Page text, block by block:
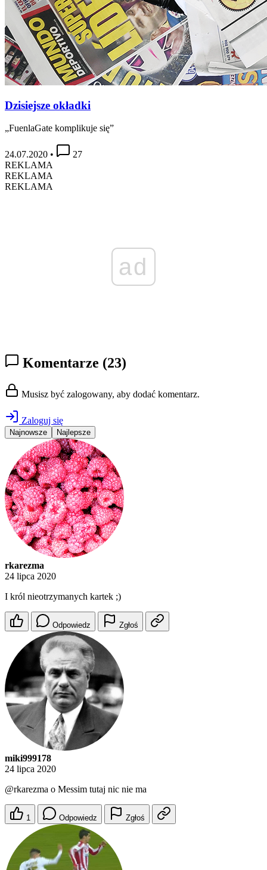
Dzisiejsze okładki
„FuenlaGate komplikuje się”
24.07.2020 •
27
REKLAMA
REKLAMA
REKLAMA
ad
Komentarze (23)
Musisz być zalogowany, aby dodać komentarz.
Zaloguj się
Najnowsze Najlepsze
rkarezma
24 lipca 2020
I król nieotrzymanych kartek ;)
Odpowiedz Zgłoś
miki999178
24 lipca 2020
@rkarezma o Messim tutaj nic nie ma
1 Odpowiedz Zgłoś